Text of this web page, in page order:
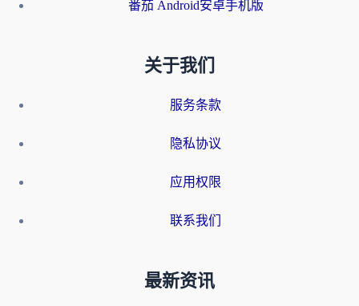
番茄 Android安卓手机版
关于我们
服务条款
隐私协议
应用权限
联系我们
最新资讯